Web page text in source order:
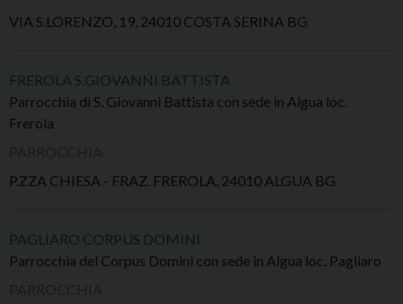
VIA S.LORENZO, 19, 24010 COSTA SERINA BG
FREROLA S.GIOVANNI BATTISTA
Parrocchia di S. Giovanni Battista con sede in Algua loc.
Frerola
P.ZZA CHIESA - FRAZ. FREROLA, 24010 ALGUA BG
PAGLIARO CORPUS DOMINI
Parrocchia del Corpus Domini con sede in Algua loc. Pagliaro